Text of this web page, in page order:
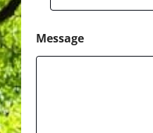
Message